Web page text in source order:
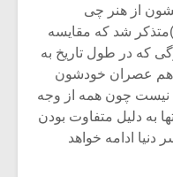
از هنر چی
هست.باید به دوست عزیز(shaliz)متذکر شد که مقایسه
که در طول تاریخ به
هم عصران خودشون
نیست چون همه از وجه
به دلیل متفاوت بودن
دنیا ادامه خواهد